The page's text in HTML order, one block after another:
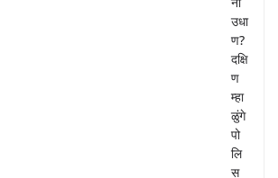
उधा
ण?
दक्षि
ण
म्हा
ळुंगे
पो
लि
स